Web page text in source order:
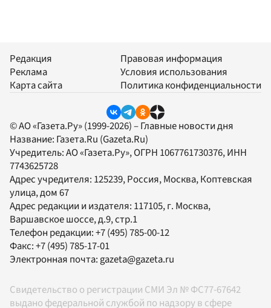
Редакция
Реклама
Карта сайта
Правовая информация
Условия использования
Политика конфиденциальности
© АО «Газета.Ру» (1999-2026) – Главные новости дня
Название: Газета.Ru (Gazeta.Ru)
Учредитель:АО «Газета.Ру», ОГРН 1067761730376, ИНН
7743625728
Адрес учредителя: 125239, Россия, Москва, Коптевская
улица, дом 67
Адрес редакции и издателя: 117105, г. Москва,
Варшавское шоссе, д.9, стр.1
Телефон редакции:+7 (495) 785-00-12
Факс:+7 (495) 785-17-01
Электронная почта: gazeta@gazeta.ru
Свидетельство о регистрации СМИ Эл № ФС77-67642
выдано федеральной службой по надзору в сфере